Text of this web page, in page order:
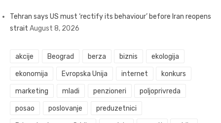
Tehran says US must ‘rectify its behaviour’ before Iran reopens
strait August 8, 2026
akcije Beograd berza biznis ekologija
ekonomija Evropska Unija internet konkurs
marketing mladi penzioneri poljoprivreda
posao poslovanje preduzetnici